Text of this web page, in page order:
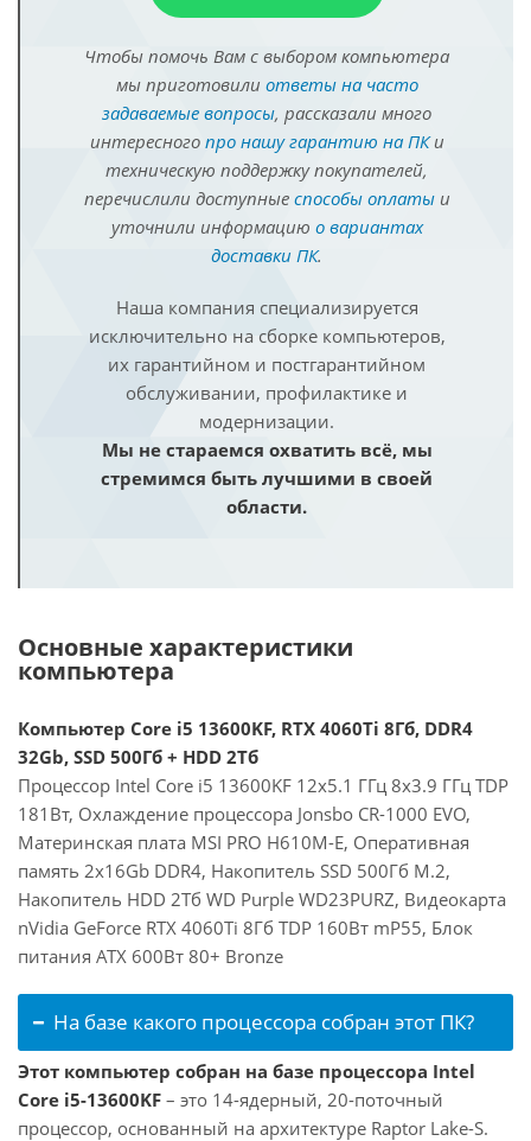
Чтобы помочь Вам с выбором компьютера
мы приготовили ответы на часто
задаваемые вопросы, рассказали много
интересного про нашу гарантию на ПКи
техническую поддержку покупателей,
перечислили доступные способы оплатыи
уточнили информацию о вариантах
доставки ПК.
Наша компания специализируется
исключительно на сборке компьютеров,
их гарантийном и постгарантийном
обслуживании, профилактике и
модернизации.
Мы не стараемся охватить всё, мы
стремимся быть лучшими в своей
области.
Основные характеристики
компьютера
Компьютер Core i5 13600KF, RTX 4060Ti 8Гб, DDR4
32Gb, SSD 500Гб + HDD 2Тб
Процессор Intel Core i5 13600KF 12x5.1 ГГц 8x3.9 ГГц TDP
181Вт, Охлаждение процессора Jonsbo CR-1000 EVO,
Материнская плата MSI PRO H610M-E, Оперативная
память 2x16Gb DDR4, Накопитель SSD 500Гб M.2,
Накопитель HDD 2Тб WD Purple WD23PURZ, Видеокарта
nVidia GeForce RTX 4060Ti 8Гб TDP 160Вт mP55, Блок
питания ATX 600Вт 80+ Bronze
На базе какого процессора собран этот ПК?
Этот компьютер собран на базе процессора Intel
Core i5-13600KF – это 14-ядерный, 20-поточный
процессор, основанный на архитектуре Raptor Lake-S.